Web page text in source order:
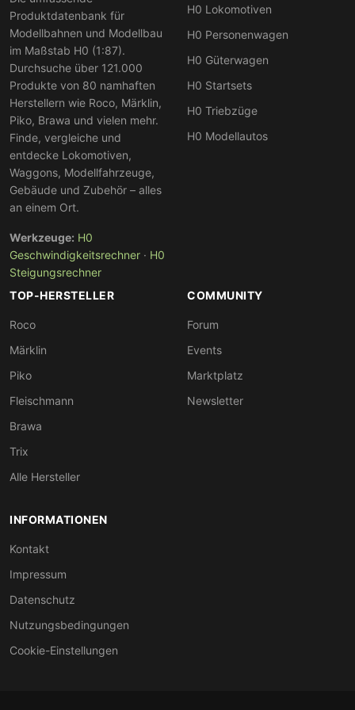
Lima-Neuheiten unter Hornby
Unter dem Hornby-Dach erscheinen gelegentlich
Neuauflagen klassischer Lima-Modelle
verbesserter Technik und zeitgemäßer Detaillierung.
Diese Modelle verbinden den nostalgischen Lima-
Charme mit modernen Standards und sind sowohl für
Sammler als auch für Modellbahner interessant.
Produktdatenbank für
Modellbahnen und Modellbau
im Maßstab H0 (1:87).
Durchsuche über 121.000
Produkte von 80 namhaften
Herstellern wie Roco, Märklin,
Piko, Brawa und vielen mehr.
Finde, vergleiche und
entdecke Lokomotiven,
Waggons, Modellfahrzeuge,
Gebäude und Zubehör – alles
an einem Ort.
Werkzeuge: H0
Geschwindigkeitsrechner · H0
Steigungsrechner
H0 Lokomotiven
H0 Personenwagen
H0 Güterwagen
H0 Startsets
H0 Triebzüge
H0 Modellautos
TOP-HERSTELLER
Roco
Märklin
Piko
Fleischmann
Brawa
Trix
Alle Hersteller
COMMUNITY
Forum
Events
Marktplatz
Newsletter
INFORMATIONEN
Kontakt
Impressum
Datenschutz
Nutzungsbedingungen
Cookie-Einstellungen